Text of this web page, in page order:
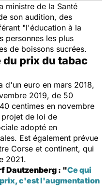
ministre de la Santé
son audition, des
"l'éducation à la
personnes les plus
de boissons sucrées.
du prix du tabac
d'un euro en mars 2018,
2019, de 50
centimes en novembre
de loi de
adopté en
Est également prévue
Corse et continent, qui
2021.
Dautzenberg : "Ce qui
c'est l'augmentation